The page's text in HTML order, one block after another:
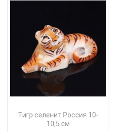
Тигр селенит Россия 10-
10,5 см